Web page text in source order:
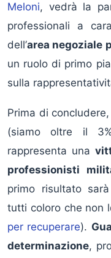
Meloni, vedrà la
professionali a
dell’area negoziale
un ruolo di primo
sulla
Prima di
(siamo oltre il
rappresenta una
professionisti
primo risultato
tutti coloro che non
per recuperare).
determinazione,